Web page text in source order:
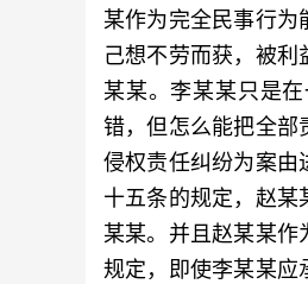
某作为完全民事行
己想不劳而获，被
某某。李某某只是
错，但怎么能把全
侵权责任纠纷为案
十五条的规定，赵
某某。并且赵某某
规定，即使李某某应